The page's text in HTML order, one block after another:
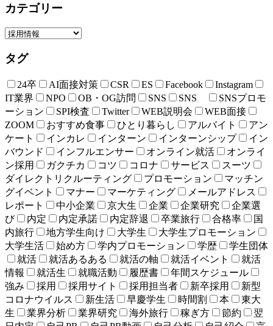
カテゴリー
タグ
24卒 AI面接対策 CSR ES Facebook
Instagram
IT業界
NPO OB・OG訪問 SNS SNS
SNSプロモ
ーション
SPI検査 Twitter WEB説明会
WEB面接
ZOOM
おすすめ食事 ひとり暮らし アルバイト
アン
ケート
インカレ インターン インターンシップ
イン
バウンド
インフルエンサー オンライン就活
オンライ
ン採用
ガクチカ コツ コロナ サービス
スーツ
ダイレクトリクルーティング
プロモーション
マッチン
グイベント
マナー マーケティング
メールアドレス
レポート
中小企業 京大生 企業 企業研究
企業選
び
内定 内定承諾 内定辞退 卒業旅行 合格率
国
内旅行
地方学生向け 大学生
大学生プロモーション
大学生活
始め方 学内プロモーション 学歴
学生団体
就活
就活あるある 就活の軸 就活イベント
就活
情報
就活生 就職活動 履歴書
年間スケジュール
強み
採用 採用サイト 採用担当者 新卒採用
新型
コロナウイルス
新生活 早慶学生 時間割 本
東大
生
業界分析 業界研究 海外旅行 稼ぎ方 節約
翌